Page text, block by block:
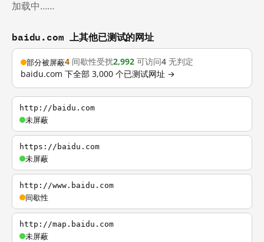
加载中……
baidu.com 上其他已测试的网址
部分被屏蔽4 间歇性受扰2,992 可访问4 无判定
baidu.com 下全部 3,000 个已测试网址 →
http://baidu.com
未屏蔽
https://baidu.com
未屏蔽
http://www.baidu.com
间歇性
http://map.baidu.com
未屏蔽